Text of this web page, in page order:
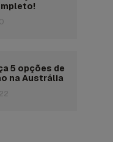
0
5 opções de
na Austrália
22